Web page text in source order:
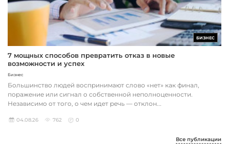
БИЗНЕС
7 мощных способов превратить отказ в новые
возможности и успех
Бизнес
Большинство людей воспринимают слово «нет» как финал,
поражение или сигнал о собственной неполноценности.
Независимо от того, о чем идет речь — отклон...
04.08.26 762 0
Все публикации